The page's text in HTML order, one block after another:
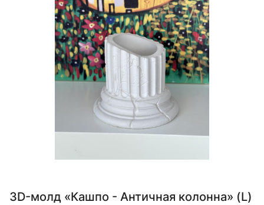
3D-молд «Кашпо - Античная колонна» (L)